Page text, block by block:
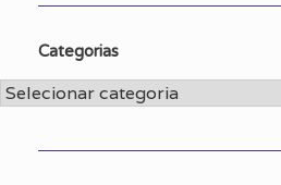
Categorias
Categorias